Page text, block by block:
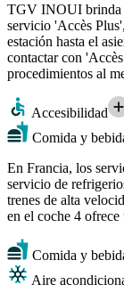
TGV INOUI brinda
servicio 'Accès
estación hasta el
contactar con
procedimientos al
Accesibilidad
Comida y
En Francia, los
servicio de
trenes de alta
en el coche 4
Comida y
Aire